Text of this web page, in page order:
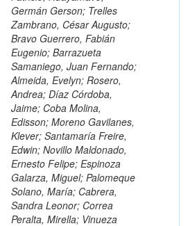
Germán Gerson; Trelles
Zambrano, César Augusto;
Bravo Guerrero, Fabián
Eugenio; Barrazueta
Samaniego, Juan Fernando;
Almeida, Evelyn; Rosero,
Andrea; Díaz Córdoba,
Jaime; Coba Molina,
Edisson; Moreno Gavilanes,
Klever; Santamaría Freire,
Edwin; Novillo Maldonado,
Ernesto Felipe; Espinoza
Galarza, Miguel; Palomeque
Solano, María; Cabrera,
Sandra Leonor; Correa
Peralta, Mirella; Vinueza